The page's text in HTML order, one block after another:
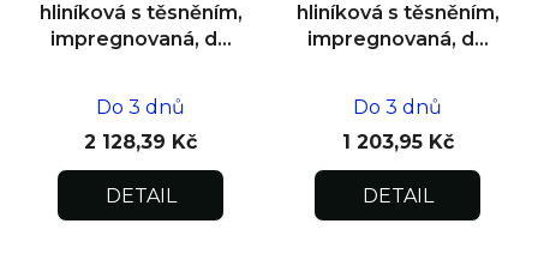
hliníková s těsněním,
impregnovaná, do
Do 3 dnů
2 128,39 Kč
DETAIL
hliníková s těsněním,
impregnovaná, do
Do 3 dnů
1 203,95 Kč
DETAIL